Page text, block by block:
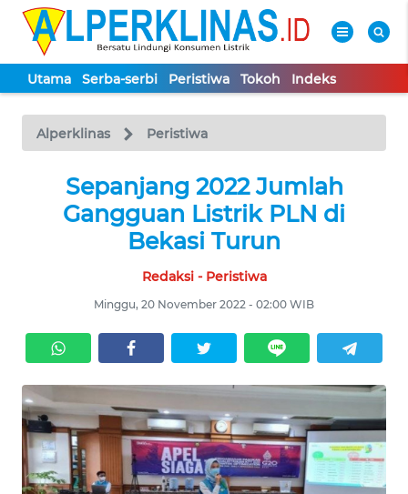
Utama Serba-serbi Peristiwa Tokoh Indeks
Alperklinas Peristiwa
Sepanjang 2022 Jumlah
Gangguan Listrik PLN di
Bekasi Turun
Redaksi - Peristiwa
Minggu, 20 November 2022 - 02:00 WIB
TV
Tutup
UTAMA
PERISTIWA
TOKOH
Informasi
INDEKS
BERITA